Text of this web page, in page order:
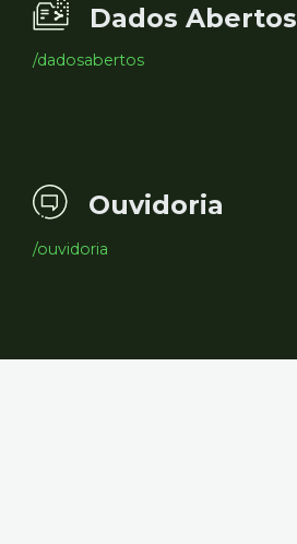
Dados Abertos
/dadosabertos
Ouvidoria
/ouvidoria